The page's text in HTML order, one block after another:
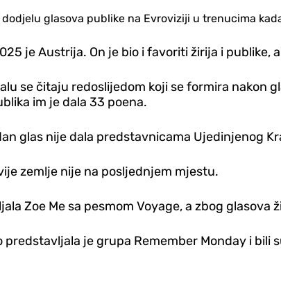
glasova publike na Evroviziji u trenucima
je Austrija. On je bio i favoriti žirija i publike,
se čitaju redoslijedom koji se formira nakon
im je dala 33 poena.
glas nije dala predstavnicama Ujedinjenog
zemlje nije na posljednjem mjestu.
Zoe Me sa pesmom Voyage, a zbog glasova
je grupa Remember Monday i bili